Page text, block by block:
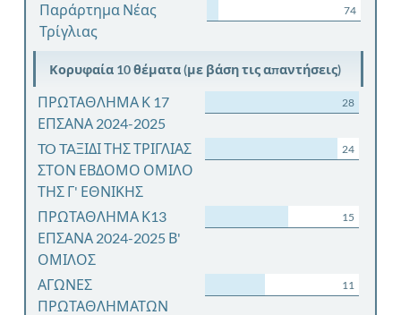
Παράρτημα Νέας
Τρίγλιας
74
Κορυφαία 10 θέματα (με βάση τις απαντήσεις)
ΠΡΩΤΑΘΛΗΜΑ Κ 17
ΕΠΣΑΝΑ 2024-2025
28
TO TAΞΙΔΙ ΤΗΣ ΤΡΙΓΛΙΑΣ
ΣΤΟΝ ΕΒΔΟΜΟ ΟΜΙΛΟ
ΤΗΣ Γ' ΕΘΝΙΚΗΣ
24
ΠΡΩΤΑΘΛΗΜΑ Κ13
ΕΠΣΑΝΑ 2024-2025 Β'
ΟΜΙΛΟΣ
15
ΑΓΩΝΕΣ
ΠΡΩΤΑΘΛΗΜΑΤΩΝ
11